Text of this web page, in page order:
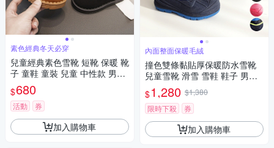
素色經典冬天必穿
兒童經典素色雪靴 短靴 保暖 靴
子 童鞋 童裝 兒童 中性款 男童
女童【BB7024】
$680
活動 券
加入購物車
內面整面保暖毛絨
撞色雙條黏貼厚保暖防水雪靴
兒童雪靴 滑雪 雪鞋 鞋子 男童
女童 日本 韓國
$1,280 $1,380
限時下殺
券
加入購物車